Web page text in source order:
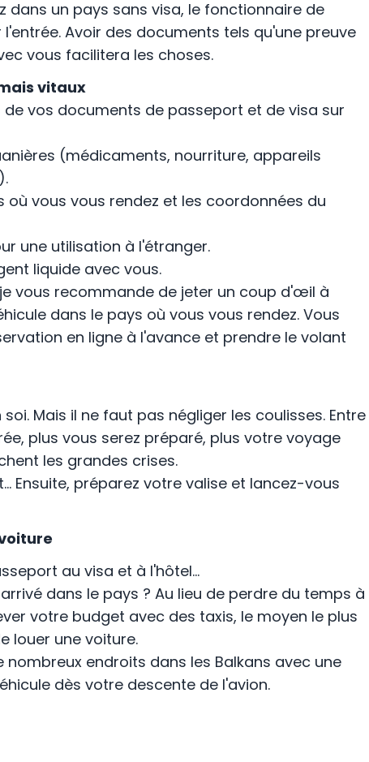
dans un pays sans visa, le fonctionnaire de
Avoir des documents tels qu'une preuve
vous facilitera les choses.
vitaux
vos documents de passeport et de visa sur
(médicaments, nourriture, appareils
où vous vous rendez et les coordonnées du
une utilisation à l'étranger.
liquide avec vous.
vous recommande de jeter un coup d'œil à
dans le pays où vous vous rendez. Vous
en ligne à l'avance et prendre le volant
Mais il ne faut pas négliger les coulisses. Entre
plus vous serez préparé, plus votre voyage
les grandes crises.
Ensuite, préparez votre valise et lancez-vous
au visa et à l'hôtel...
dans le pays ? Au lieu de perdre du temps à
votre budget avec des taxis, le moyen le plus
louer une voiture.
endroits dans les Balkans avec une
dès votre descente de l'avion.